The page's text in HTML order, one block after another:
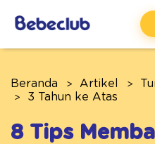
Beranda Artikel
3 Tahun ke Atas
8 Tips